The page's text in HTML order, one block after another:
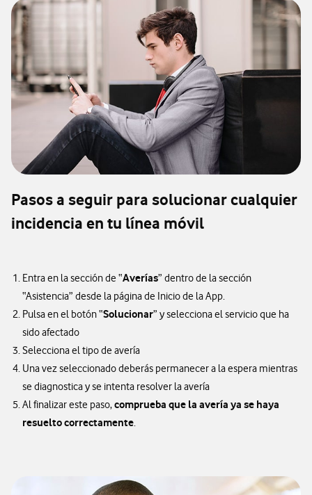
Pasos a seguir para solucionar cualquier
incidencia en tu línea móvil
Entra en la sección de “Averías” dentro de la sección
“Asistencia” desde la página de Inicio de la App.
Pulsa en el botón “Solucionar” y selecciona el servicio que ha
sido afectado
Selecciona el tipo de avería
Una vez seleccionado deberás permanecer a la espera mientras
se diagnostica y se intenta resolver la avería
Al finalizar este paso,comprueba que la avería ya se haya
resuelto correctamente.